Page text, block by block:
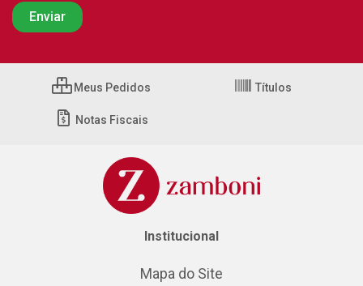
Meus Pedidos Títulos
Notas Fiscais
Institucional
Mapa do Site